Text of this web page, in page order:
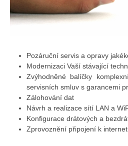
Pozáruční servis a opravy
Modernizaci Vaší stávající
Zvýhodněné balíčky
servisních smluv s garancemi
Zálohování dat
Návrh a realizace sítí LAN a
Konfigurace drátových a
Zprovoznění připojení k